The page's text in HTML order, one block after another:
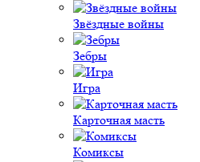
Звёздные войны
Зебры
Игра
Карточная масть
Комиксы